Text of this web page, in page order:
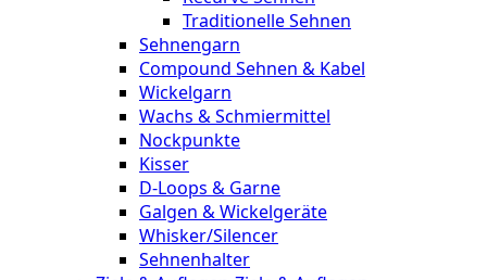
Traditionelle Sehnen
Sehnengarn
Compound Sehnen & Kabel
Wickelgarn
Wachs & Schmiermittel
Nockpunkte
Kisser
D-Loops & Garne
Galgen & Wickelgeräte
Whisker/Silencer
Sehnenhalter